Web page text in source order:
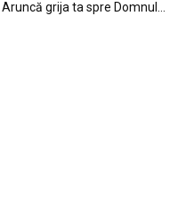
Aruncă grija ta spre Domnul…